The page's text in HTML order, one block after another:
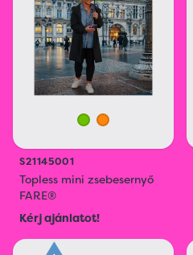
S21145001
Topless mini zsebesernyő
FARE®
Kérj ajánlatot!